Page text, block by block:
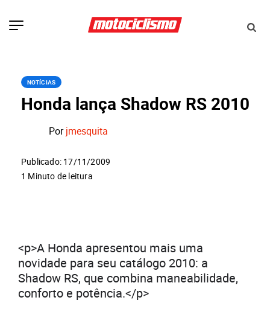
NOTÍCIAS
Honda lança Shadow RS 2010
Porjmesquita
Publicado: 17/11/2009
1 Minuto de leitura
<p>A Honda apresentou mais uma
novidade para seu catálogo 2010: a
Shadow RS, que combina maneabilidade,
conforto e potência.</p>